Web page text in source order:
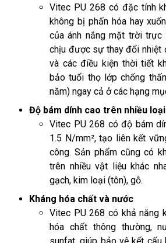
Vitec PU 268 có đặc tính
không bị phấn hóa hay
của ánh nắng mặt trời trực
chịu được sự thay đổi nhiệt
và các điều kiện thời tiết
bảo tuổi thọ lớp chống
năm) ngay cả ở các hạng
Độ bám dính cao trên nhiều
Vitec PU 268 có độ bám
1.5 N/mm², tạo liên kết
công. Sản phẩm cũng có
trên nhiều vật liệu khác
gạch, kim loại (tôn), gỗ.
Kháng hóa chất và nước
Vitec PU 268 có khả năng
hóa chất thông thường,